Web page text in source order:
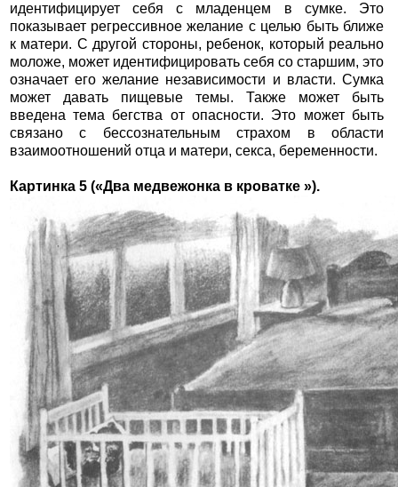
идентифицирует себя с младенцем в сумке. Это
показывает регрессивное желание с целью быть ближе
к матери. С другой стороны, ребенок, который реально
моложе, может идентифицировать себя со старшим, это
означает его желание независимости и власти. Сумка
может давать пищевые темы. Также может быть
введена тема бегства от опасности. Это может быть
связано с бессознательным страхом в области
взаимоотношений отца и матери, секса, беременности.
Картинка 5 («Два медвежонка в кроватке »).